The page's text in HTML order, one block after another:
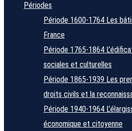
Périodes
Période 1600-1764 Les
France
Période 1765-1864
sociales et culturelles
Période 1865-1939 Les
droits civils et la
Période 1940-1964
économique et citoyenne